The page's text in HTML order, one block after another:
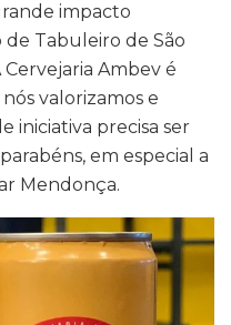
impacto
de Tabuleiro de São
Ambev é
valorizamos e
iniciativa precisa ser
em especial a
Mendonça.